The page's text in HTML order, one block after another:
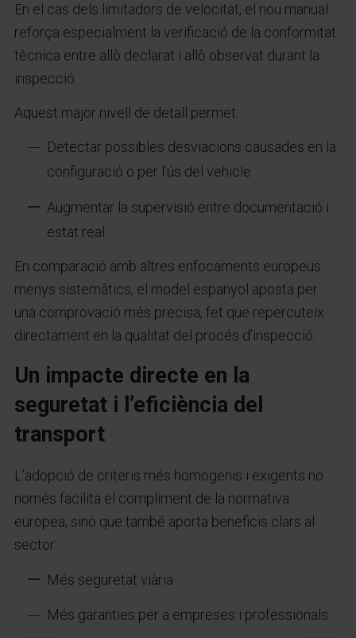
En el cas dels limitadors de velocitat, el nou manual
reforça especialment la verificació de la conformitat
tècnica entre allò declarat i allò observat durant la
inspecció.
Aquest major nivell de detall permet:
Detectar possibles desviacions causades en la
configuració o per l’ús del vehicle
Augmentar la supervisió entre documentació i
estat real
En comparació amb altres enfocaments europeus
menys sistemàtics, el model espanyol aposta per
una comprovació més precisa, fet que repercuteix
directament en la qualitat del procés d’inspecció.
Un impacte directe en la
seguretat i l’eficiència del
transport
L’adopció de criteris més homogenis i exigents no
només facilita el compliment de la normativa
europea, sinó que també aporta beneficis clars al
sector:
Més seguretat viària
Més garanties per a empreses i professionals